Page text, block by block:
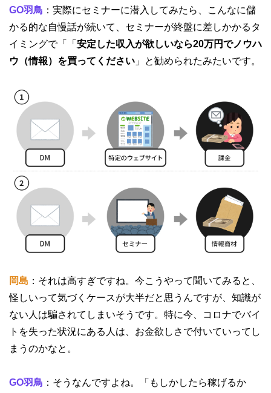
GO羽鳥 ：実際にセミナーに潜入してみたら、こんなに儲
かる的な自慢話が続いて、セミナーが終盤に差しかかるタ
イミングで「「 安定した収入が欲しいなら20万円でノウハ
ウ（情報）を買ってください 」と勧められたみたいです。
岡島 ：それは高すぎですね。今こうやって聞いてみると、
怪しいって気づくケースが大半だと思うんですが、知識が
ない人は騙されてしまいそうです。特に今、コロナでバイ
トを失った状況にある人は、お金欲しさで付いていってし
まうのかなと。
GO羽鳥 ：そうなんですよね。「もしかしたら稼げるか